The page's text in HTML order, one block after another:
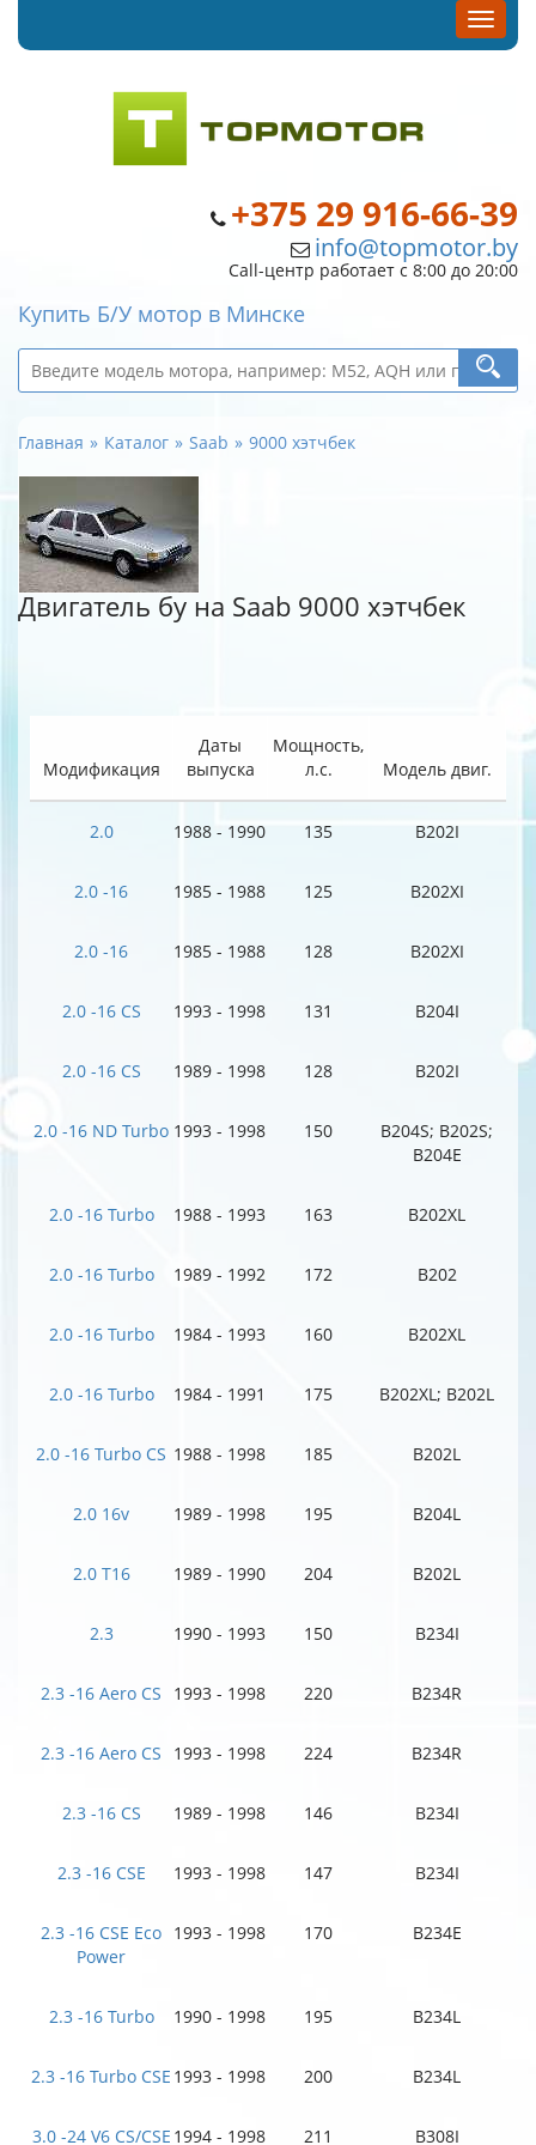
+375 29 916-66-39
info@topmotor.by
Call-центр работает с 8:00 до 20:00
Купить Б/У мотор в Минске
Главная Каталог Saab 9000 хэтчбек
Двигатель бу на Saab 9000 хэтчбек
Модификация
Даты
выпуска
Мощность,
л.с.
Модель двиг.
2.0 1988 - 1990 135 B202I
2.0 -16 1985 - 1988 125 B202XI
2.0 -16 1985 - 1988 128 B202XI
2.0 -16 CS 1993 - 1998 131 B204I
2.0 -16 CS 1989 - 1998 128 B202I
2.0 -16 ND Turbo 1993 - 1998 150
B204S; B202S;
B204E
2.0 -16 Turbo 1988 - 1993 163 B202XL
2.0 -16 Turbo 1989 - 1992 172 B202
2.0 -16 Turbo 1984 - 1993 160 B202XL
2.0 -16 Turbo 1984 - 1991 175 B202XL; B202L
2.0 -16 Turbo CS 1988 - 1998 185 B202L
2.0 16v 1989 - 1998 195 B204L
2.0 T16 1989 - 1990 204 B202L
2.3 1990 - 1993 150 B234I
2.3 -16 Aero CS 1993 - 1998 220 B234R
2.3 -16 Aero CS 1993 - 1998 224 B234R
2.3 -16 CS 1989 - 1998 146 B234I
2.3 -16 CSE 1993 - 1998 147 B234I
2.3 -16 CSE Eco
Power
1993 - 1998 170 B234E
2.3 -16 Turbo 1990 - 1998 195 B234L
2.3 -16 Turbo CSE 1993 - 1998 200 B234L
3.0 -24 V6 CS/CSE 1994 - 1998 211 B308I